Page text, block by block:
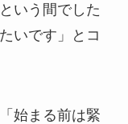
いう間でした
いです」とコ
始まる前は緊